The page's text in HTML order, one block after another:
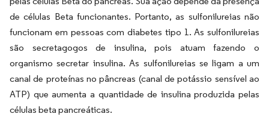
de células Beta funcionantes. Portanto, as sulfonilureias não
funcionam em pessoas com diabetes tipo 1. As sulfonilureias
são secretagogos de insulina, pois atuam fazendo o
organismo secretar insulina. As sulfonilureias se ligam a um
canal de proteínas no pâncreas (canal de potássio sensível ao
ATP) que aumenta a quantidade de insulina produzida pelas
células beta pancreáticas.